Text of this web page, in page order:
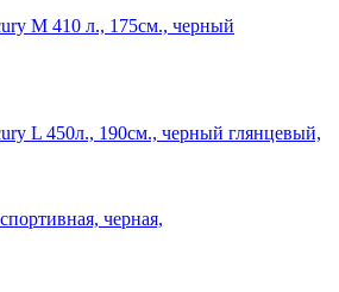
M 410 л., 175см., черный
L 450л., 190см., черный глянцевый,
черная,